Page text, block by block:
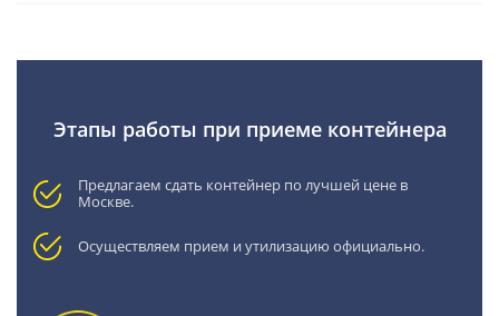
Этапы работы при приеме контейнера
Предлагаем сдать контейнер по лучшей цене в
Москве.
Осуществляем прием и утилизацию официально.